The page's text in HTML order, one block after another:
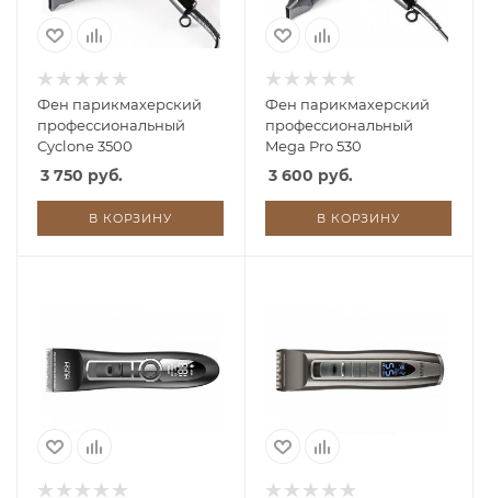
Фен парикмахерский
профессиональный
Cyclone 3500
3 750 руб.
В КОРЗИНУ
Фен парикмахерский
профессиональный
Mega Pro 530
3 600 руб.
В КОРЗИНУ